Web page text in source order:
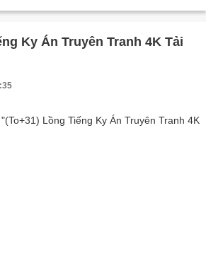
Ky Án Truyên Tranh 4K Tải